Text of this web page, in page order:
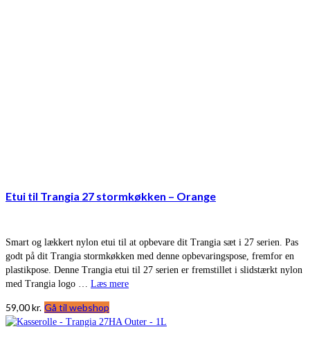
Etui til Trangia 27 stormkøkken – Orange
Smart og lækkert nylon etui til at opbevare dit Trangia sæt i 27 serien. Pas
godt på dit Trangia stormkøkken med denne opbevaringspose, fremfor en
plastikpose. Denne Trangia etui til 27 serien er fremstillet i slidstærkt nylon
med Trangia logo … Læs mere
59,00kr. Gå til webshop